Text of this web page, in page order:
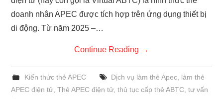
doanh nhân APEC được tích hợp trên ứng dụng thiết bị
di động. Từ năm 2025 –…
Continue Reading →
Kiến thức thẻ APEC Dịch vụ làm thẻ Apec, làm thẻ
APEC điện tử ,Thẻ APEC điện tử ,thủ tục cấp thẻ ABTC ,tư vấn